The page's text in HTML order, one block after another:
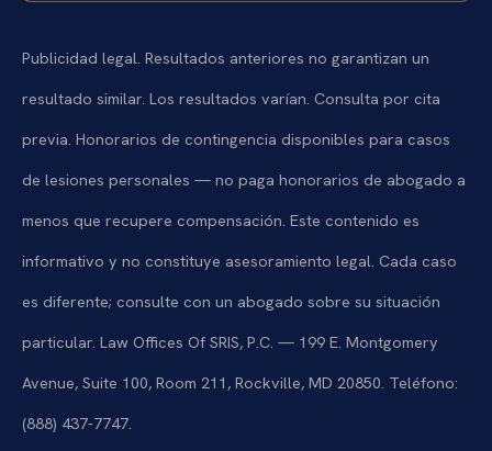
Publicidad legal. Resultados anteriores no garantizan un
resultado similar. Los resultados varían. Consulta por cita
previa. Honorarios de contingencia disponibles para casos
de lesiones personales — no paga honorarios de abogado a
menos que recupere compensación. Este contenido es
informativo y no constituye asesoramiento legal. Cada caso
es diferente; consulte con un abogado sobre su situación
particular. Law Offices Of SRIS, P.C. — 199 E. Montgomery
Avenue, Suite 100, Room 211, Rockville, MD 20850. Teléfono:
(888) 437-7747.